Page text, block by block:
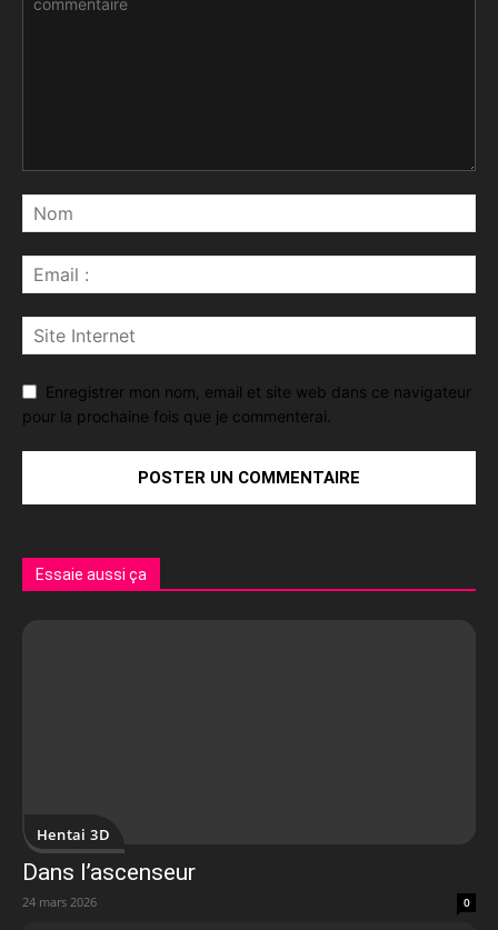
Enregistrer mon nom, email et site web dans ce navigateur
pour la prochaine fois que je commenterai.
Essaie aussi ça
Hentai 3D
Dans l’ascenseur
24 mars 2026 0